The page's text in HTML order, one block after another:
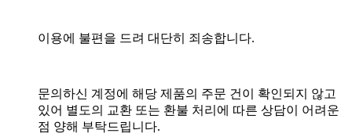
이용에 불편을 드려 대단히 죄송합니다.
문의하신 계정에 해당 제품의 주문 건이 확인되지 않고
있어 별도의 교환 또는 환불 처리에 따른 상담이 어려운
점 양해 부탁드립니다.